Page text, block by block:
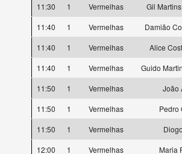
11:30
1 Vermelhas
Gil
11:40
1 Vermelhas
Damião
11:40
1 Vermelhas
Alice
11:40
1 Vermelhas
Guido
11:50
1 Vermelhas
João
11:50
1 Vermelhas
Pedro
11:50
1 Vermelhas
12:00
1 Vermelhas
Maria